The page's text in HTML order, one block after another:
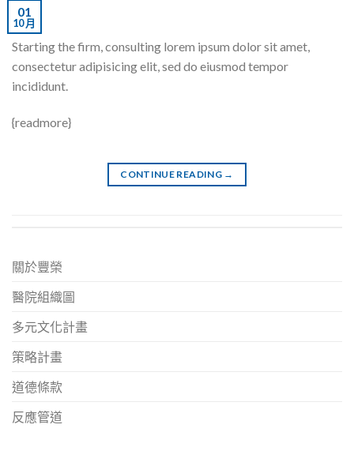
關於豐榮
醫院組織圖
多元文化計畫
策略計畫
道德條款
反應管道
01
10 月
Starting the firm, consulting lorem ipsum dolor sit amet,
consectetur adipisicing elit, sed do eiusmod tempor
incididunt.
{readmore}
CONTINUE READING →